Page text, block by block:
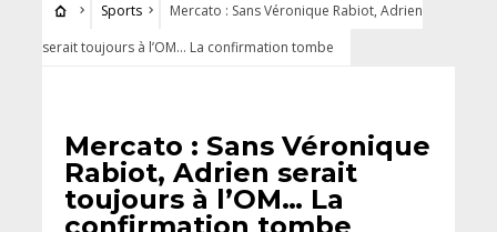
Sports
Mercato : Sans Véronique Rabiot, Adrien
serait toujours à l’OM… La confirmation tombe
Mercato : Sans Véronique
Rabiot, Adrien serait
toujours à l’OM… La